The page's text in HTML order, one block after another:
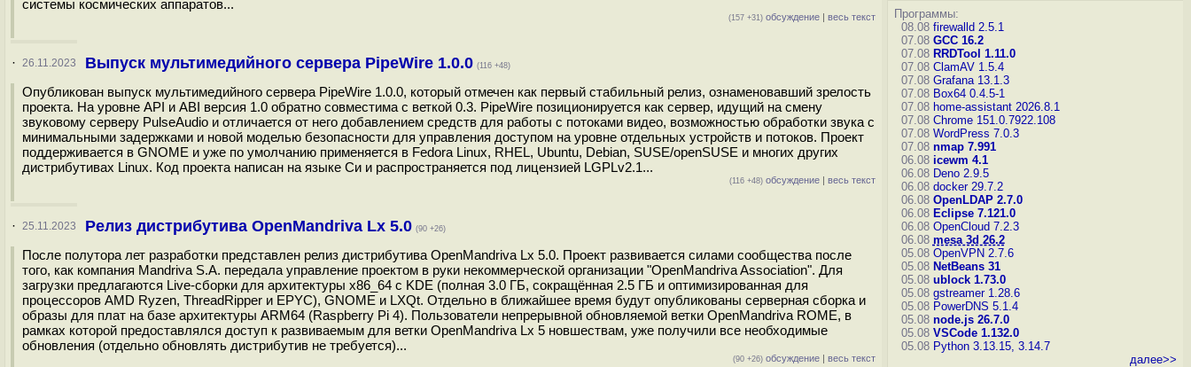
системы космических аппаратов...
(157 +31) обсуждение | весь текст
· 26.11.2023 Выпуск мультимедийного сервера PipeWire 1.0.0 (116 +48)
Опубликован выпуск мультимедийного сервера PipeWire 1.0.0, который отмечен как первый стабильный релиз, ознаменовавший зрелость
проекта. На уровне API и ABI версия 1.0 обратно совместима с веткой 0.3. PipeWire позиционируется как сервер, идущий на смену
звуковому серверу PulseAudio и отличается от него добавлением средств для работы с потоками видео, возможностью обработки звука с
минимальными задержками и новой моделью безопасности для управления доступом на уровне отдельных устройств и потоков. Проект
поддерживается в GNOME и уже по умолчанию применяется в Fedora Linux, RHEL, Ubuntu, Debian, SUSE/openSUSE и многих других
дистрибутивах Linux. Код проекта написан на языке Си и распространяется под лицензией LGPLv2.1...
(116 +48) обсуждение | весь текст
· 25.11.2023 Релиз дистрибутива OpenMandriva Lx 5.0 (90 +26)
После полутора лет разработки представлен релиз дистрибутива OpenMandriva Lx 5.0. Проект развивается силами сообщества после
того, как компания Mandriva S.A. передала управление проектом в руки некоммерческой организации "OpenMandriva Association". Для
загрузки предлагаются Live-сборки для архитектуры x86_64 с KDE (полная 3.0 ГБ, сокращённая 2.5 ГБ и оптимизированная для
процессоров AMD Ryzen, ThreadRipper и EPYC), GNOME и LXQt. Отдельно в ближайшее время будут опубликованы серверная сборка и
образы для плат на базе архитектуры ARM64 (Raspberry Pi 4). Пользователи непрерывной обновляемой ветки OpenMandriva ROME, в
рамках которой предоставлялся доступ к развиваемым для ветки OpenMandriva Lx 5 новшествам, уже получили все необходимые
обновления (отдельно обновлять дистрибутив не требуется)...
(90 +26) обсуждение | весь текст
Программы:
08.08 firewalld 2.5.1
07.08 GCC 16.2
07.08 RRDTool 1.11.0
07.08 ClamAV 1.5.4
07.08 Grafana 13.1.3
07.08 Box64 0.4.5-1
07.08 home-assistant 2026.8.1
07.08 Chrome 151.0.7922.108
07.08 WordPress 7.0.3
07.08 nmap 7.991
06.08 icewm 4.1
06.08 Deno 2.9.5
06.08 docker 29.7.2
06.08 OpenLDAP 2.7.0
06.08 Eclipse 7.121.0
06.08 OpenCloud 7.2.3
06.08 mesa 3d 26.2
05.08 OpenVPN 2.7.6
05.08 NetBeans 31
05.08 ublock 1.73.0
05.08 gstreamer 1.28.6
05.08 PowerDNS 5.1.4
05.08 node.js 26.7.0
05.08 VSCode 1.132.0
05.08 Python 3.13.15, 3.14.7
далее>>